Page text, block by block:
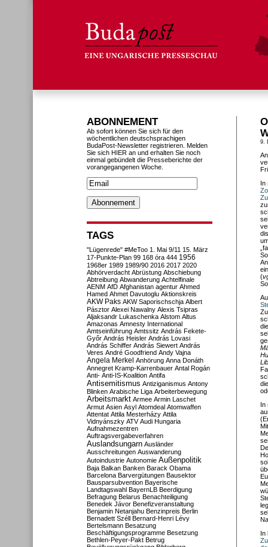
9.
In
(
In
In
ABONNEMENT
Ab sofort können Sie sich für den
wöchentlichen deutschsprachigen
BudaPost-Newsletter registrieren. Melden
Sie sich HIER an und erhalten Sie noch
einmal gebündelt die Presseberichte der
vorangegangenen Woche.
TAGS
"Lügenrede" #MeToo 1. Mai 9/11 15. März
17-Punkte-Plan 99 168 óra 444 1956
1968er 1989 1989/90 2016 2017 2020
Abhörverdacht Abrüstung Abschiebung
Abtreibung Abwanderung Achtelfinale
AENM AfD Afghanistan agentur Ahmed
Hamed Ahmet Davutoglu Aktionskreis
AKW Paks AKW Saporischschja Albert
Pásztor Alexei Nawalny Alexis Tsipras
Aljaksandr Lukaschenka Alstom Altus
Amazonas Amnesty International
Amtseinführung Amtssitz András Fekete-
Győr András Heisler András Lovasi
András Schiffer András Siewert András
Veres André Goodfriend Andy Vajna
Angela Merkel Anhörung Anna Donáth
Annegret Kramp-Karrenbauer Antal Rogán
Anti- Anti-IS-Koalition Antifa
Antisemitismus Antiziganismus Antony
Blinken Arabische Liga Arbeiterbewegung
Arbeitsmarkt Armee Armin Laschet
Armut Asien Asyl Atomdeal Atomwaffen
Attentat Attila Mesterházy Attila
Vidnyánszky ATV Audi Hungaria
Aufnahmezentren
Auftragsvergabeverfahren
Auslandsungarn Ausländer
Ausschreitungen Auswanderung
Autoindustrie Autonomie Außenpolitik
Baja Balkan Banken Barack Obama
Barcelona Barvergütungen Bausektor
Bausparsubvention Bayerische
Landtagswahl BayernLB Beerdigung
Befragung Belarus Benachteiligung
Benedek Jávor Benefizveranstaltung
Benjamin Netanjahu Benzinpreis Berlin
Bernadett Széll Bernard-Henri Lévy
Bertelsmann Besatzung
Beschäftigungsprogramme Besetzung
Bethlen-Peyer-Pakt Betrug